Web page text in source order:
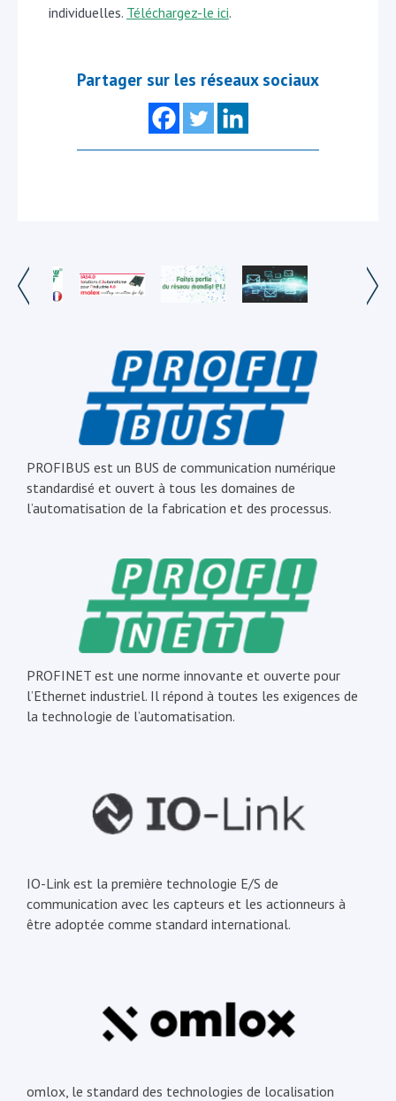
individuelles. Téléchargez-le ici.
Partager sur les réseaux sociaux
PROFIBUS est un BUS de communication numérique
standardisé et ouvert à tous les domaines de
l’automatisation de la fabrication et des processus.
PROFINET est une norme innovante et ouverte pour
l’Ethernet industriel. Il répond à toutes les exigences de
la technologie de l’automatisation.
IO-Link est la première technologie E/S de
communication avec les capteurs et les actionneurs à
être adoptée comme standard international.
omlox, le standard des technologies de localisation